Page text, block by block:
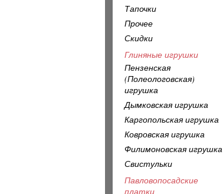
Тапочки
Прочее
Скидки
Глиняные игрушки
Пензенская
(Полеологовская)
игрушка
Дымковская игрушка
Каргопольская игрушка
Ковровская игрушка
Филимоновская игрушка
Свистульки
Павловопосадские
платки